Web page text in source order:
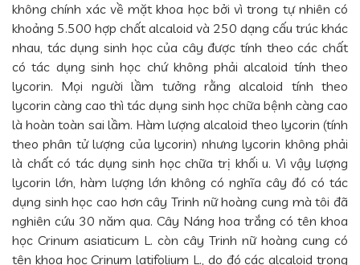
không chính xác về mặt khoa học bởi vì trong tự nhiên có
khoảng 5.500 hợp chất alcaloid và 250 dạng cấu trúc khác
nhau, tác dụng sinh học của cây được tính theo các chất
có tác dụng sinh học chứ không phải alcaloid tính theo
lycorin. Mọi người lầm tưởng rằng alcaloid tính theo
lycorin càng cao thì tác dụng sinh học chữa bệnh càng cao
là hoàn toàn sai lầm. Hàm lượng alcaloid theo lycorin (tính
theo phân tử lượng của lycorin) nhưng lycorin không phải
là chất có tác dụng sinh học chữa trị khối u. Vì vậy lượng
lycorin lớn, hàm lượng lớn không có nghĩa cây đó có tác
dụng sinh học cao hơn cây Trinh nữ hoàng cung mà tôi đã
nghiên cứu 30 năm qua. Cây Náng hoa trắng có tên khoa
học Crinum asiaticum L. còn cây Trinh nữ hoàng cung có
tên khoa học Crinum latifolium L., do đó các alcaloid trong